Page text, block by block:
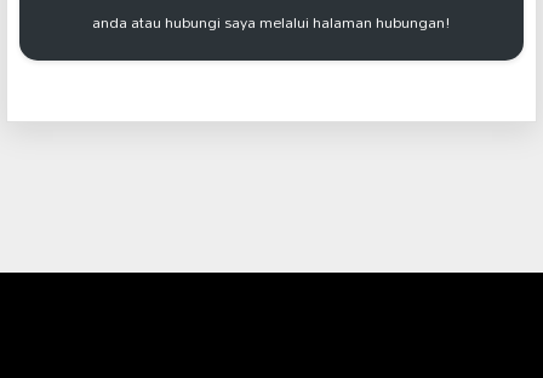
anda atau hubungi saya melalui halaman hubungan!